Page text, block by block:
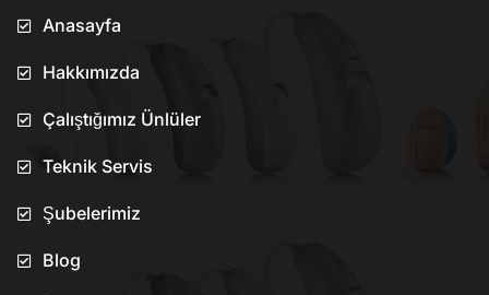
Anasayfa
Hakkımızda
Çalıştığımız Ünlüler
Teknik Servis
Şubelerimiz
Blog